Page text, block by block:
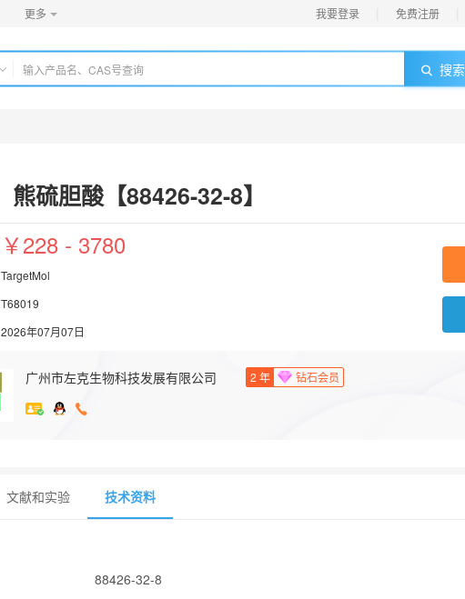
更多 我要登录 免费注册
搜索
熊硫胆酸【88426-32-8】
￥228 - 3780
TargetMol
T68019
2026年07月07日
广州市左克生物科技发展有限公司 2 年 钻石会员
文献和实验 技术资料
88426-32-8